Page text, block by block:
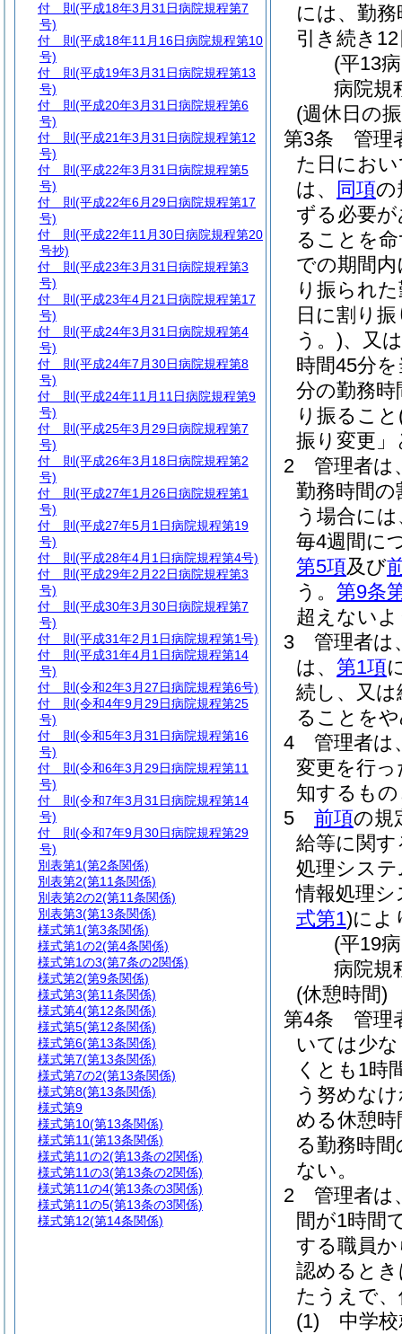
には、勤
引き続き
(平13
病院規
(週休日の
第3条
管理
た日にお
は、
同項の
ずる必要
ることを
での期間
り振られ
日に割り振
う。)、又
時間45分
分の勤務
り振ること
振り変更
2
管理者は
勤務時間の
う場合に
毎4週間に
第5項及び
う。 第9条
超えない
3
管理者は
は、 第1項
続し、又
ることを
4
管理者は
変更を行
知するも
5
前項の規
給等に関
処理シス
情報処理
式第1)によ
(平19
病院規
(休憩時間)
第4条
管理
いては少
くとも1時
う努めな
める休憩
る勤務時
ない。
2
管理者は
間が1時間
する職員
認めると
たうえで
(1)
中学
付 則 (平成18年3月31日病院規程第7
号)
付 則 (平成18年11月16日病院規程第10
号)
付 則 (平成19年3月31日病院規程第13
号)
付 則 (平成20年3月31日病院規程第6
号)
付 則 (平成21年3月31日病院規程第12
号)
付 則 (平成22年3月31日病院規程第5
号)
付 則 (平成22年6月29日病院規程第17
号)
付 則 (平成22年11月30日病院規程第20
号抄)
付 則 (平成23年3月31日病院規程第3
号)
付 則 (平成23年4月21日病院規程第17
号)
付 則 (平成24年3月31日病院規程第4
号)
付 則 (平成24年7月30日病院規程第8
号)
付 則 (平成24年11月11日病院規程第9
号)
付 則 (平成25年3月29日病院規程第7
号)
付 則 (平成26年3月18日病院規程第2
号)
付 則 (平成27年1月26日病院規程第1
号)
付 則 (平成27年5月1日病院規程第19
号)
付 則 (平成28年4月1日病院規程第4号)
付 則 (平成29年2月22日病院規程第3
号)
付 則 (平成30年3月30日病院規程第7
号)
付 則 (平成31年2月1日病院規程第1号)
付 則 (平成31年4月1日病院規程第14
号)
付 則 (令和2年3月27日病院規程第6号)
付 則 (令和4年9月29日病院規程第25
号)
付 則 (令和5年3月31日病院規程第16
号)
付 則 (令和6年3月29日病院規程第11
号)
付 則 (令和7年3月31日病院規程第14
号)
付 則 (令和7年9月30日病院規程第29
号)
別表第1(第2条関係)
別表第2(第11条関係)
別表第2の2(第11条関係)
別表第3(第13条関係)
様式第1(第3条関係)
様式第1の2(第4条関係)
様式第1の3(第7条の2関係)
様式第2(第9条関係)
様式第3(第11条関係)
様式第4(第12条関係)
様式第5(第12条関係)
様式第6(第13条関係)
様式第7(第13条関係)
様式第7の2(第13条関係)
様式第8(第13条関係)
様式第9
様式第10(第13条関係)
様式第11(第13条関係)
様式第11の2(第13条の2関係)
様式第11の3(第13条の2関係)
様式第11の4(第13条の3関係)
様式第11の5(第13条の3関係)
様式第12(第14条関係)